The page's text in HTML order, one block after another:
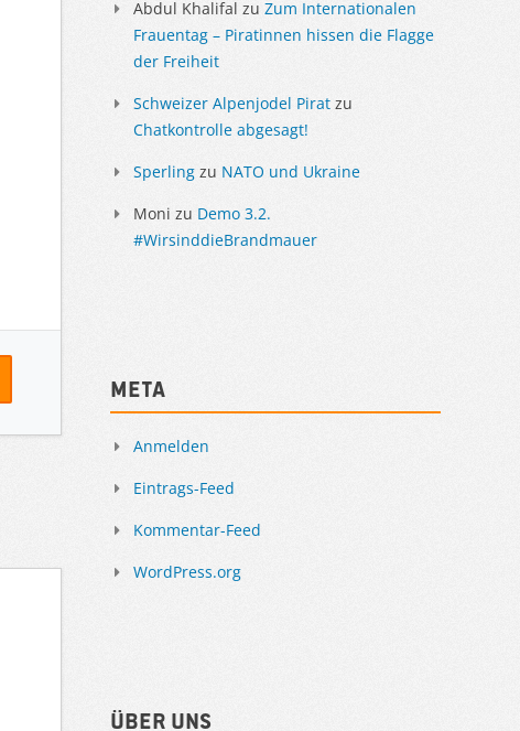
Abdul Khalifal zu Zum Internationalen
Frauentag – Piratinnen hissen die Flagge
der Freiheit
Schweizer Alpenjodel Pirat zu
Chatkontrolle abgesagt!
Sperling zu NATO und Ukraine
Moni zu Demo 3.2.
#WirsinddieBrandmauer
Meta
Anmelden
Eintrags-Feed
Kommentar-Feed
WordPress.org
Über uns